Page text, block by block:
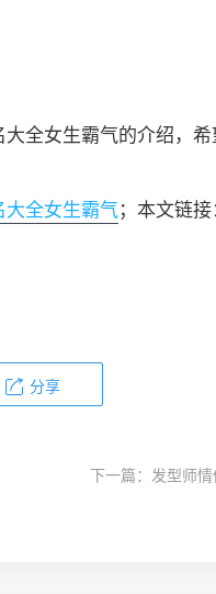
全女生霸气的介绍，希
大全女生霸气；本文链
分享
下一篇： 发型师